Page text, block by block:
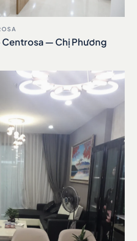
Centrosa — Chị Phương